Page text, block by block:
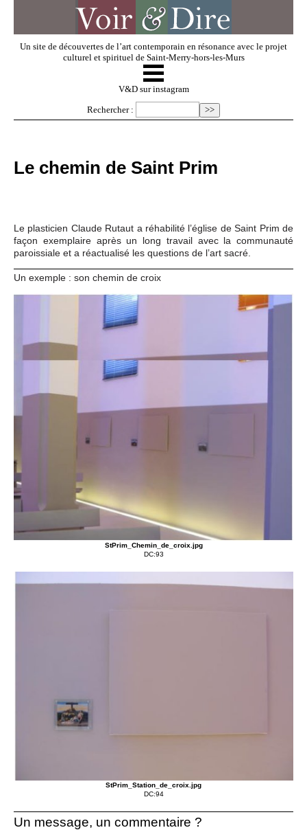
Un site de découvertes de l’art contemporain en résonance avec le projet
culturel et spirituel de Saint-Merry-hors-les-Murs
V & D
Exposer
Regarder
Dossiers
Événements
Sacré
Cousinages
☰
V&D sur instagram
Rechercher :
Le chemin de Saint Prim
Le plasticien Claude Rutaut a réhabilité l’église de Saint Prim de
façon exemplaire après un long travail avec la communauté
paroissiale et a réactualisé les questions de l’art sacré.
Un exemple : son chemin de croix
StPrim_Chemin_de_croix.jpg
DC:93
StPrim_Station_de_croix.jpg
DC:94
Un message, un commentaire ?